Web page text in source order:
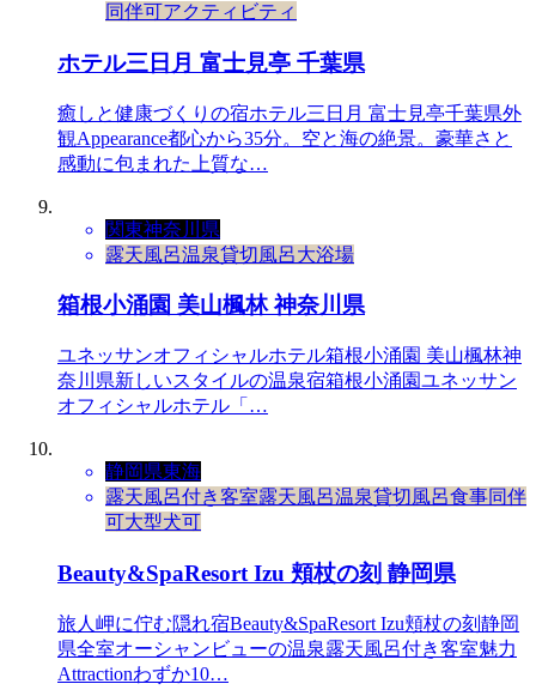
同伴可アクティビティ
ホテル三日月 富士見亭 千葉県
癒しと健康づくりの宿ホテル三日月 富士見亭千葉県外
観Appearance都心から35分。空と海の絶景。豪華さと
感動に包まれた上質な…
関東神奈川県
露天風呂温泉貸切風呂大浴場
箱根小涌園 美山楓林 神奈川県
ユネッサンオフィシャルホテル箱根小涌園 美山楓林神
奈川県新しいスタイルの温泉宿箱根小涌園ユネッサン
オフィシャルホテル「…
静岡県東海
露天風呂付き客室露天風呂温泉貸切風呂食事同伴
可大型犬可
Beauty&SpaResort Izu 頬杖の刻 静岡県
旅人岬に佇む隠れ宿Beauty&SpaResort Izu頬杖の刻静岡
県全室オーシャンビューの温泉露天風呂付き客室魅力
Attractionわずか10…